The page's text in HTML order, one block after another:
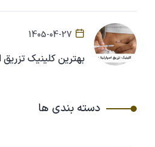
1405-04-27
بهترین کلینیک
دسته بندی ها